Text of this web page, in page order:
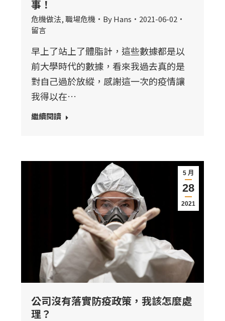
事！
危機做法,職場危機 ByHans
2021-06-02
留言
早上了站上了體脂計，這些數據都是以
前大學時代的數據，看來我過去真的是
對自己過於放縱，感謝這一次的疫情讓
我得以在…
繼續閱讀
5 月
28
2021
公司沒有落實防疫政策，我該怎麼處
理？